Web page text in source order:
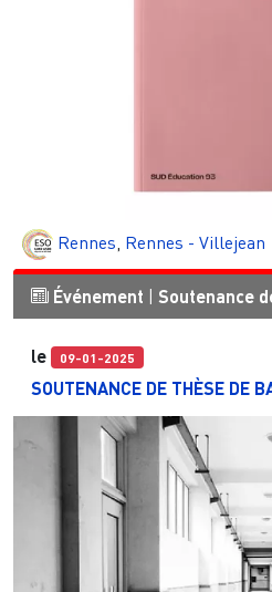
Rennes Rennes - Villejean
Événement | Soutenance
le 09-01-2025
SOUTENANCE DE THÈSE DE